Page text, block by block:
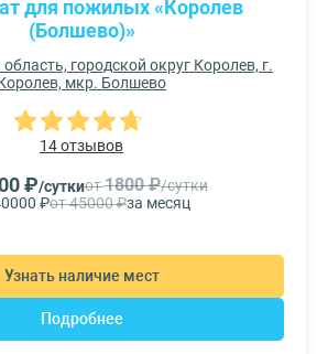
для пожилых «Королев
(Болшево)»
городской округ Королев, г.
мкр. Болшево
14 отзывов
₽/суткиот1800 ₽/сутки
₽от 45000 ₽за месяц
Узнать наличие мест
Подробнее